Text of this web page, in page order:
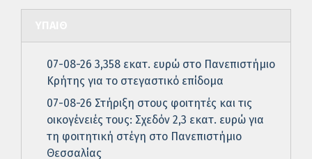
07-08-26 3,358 εκατ. ευρώ στο Πανεπιστήμιο
Κρήτης για το στεγαστικό επίδομα
07-08-26 Στήριξη στους φοιτητές και τις
οικογένειές τους: Σχεδόν 2,3 εκατ. ευρώ για
τη φοιτητική στέγη στο Πανεπιστήμιο
Θεσσαλίας